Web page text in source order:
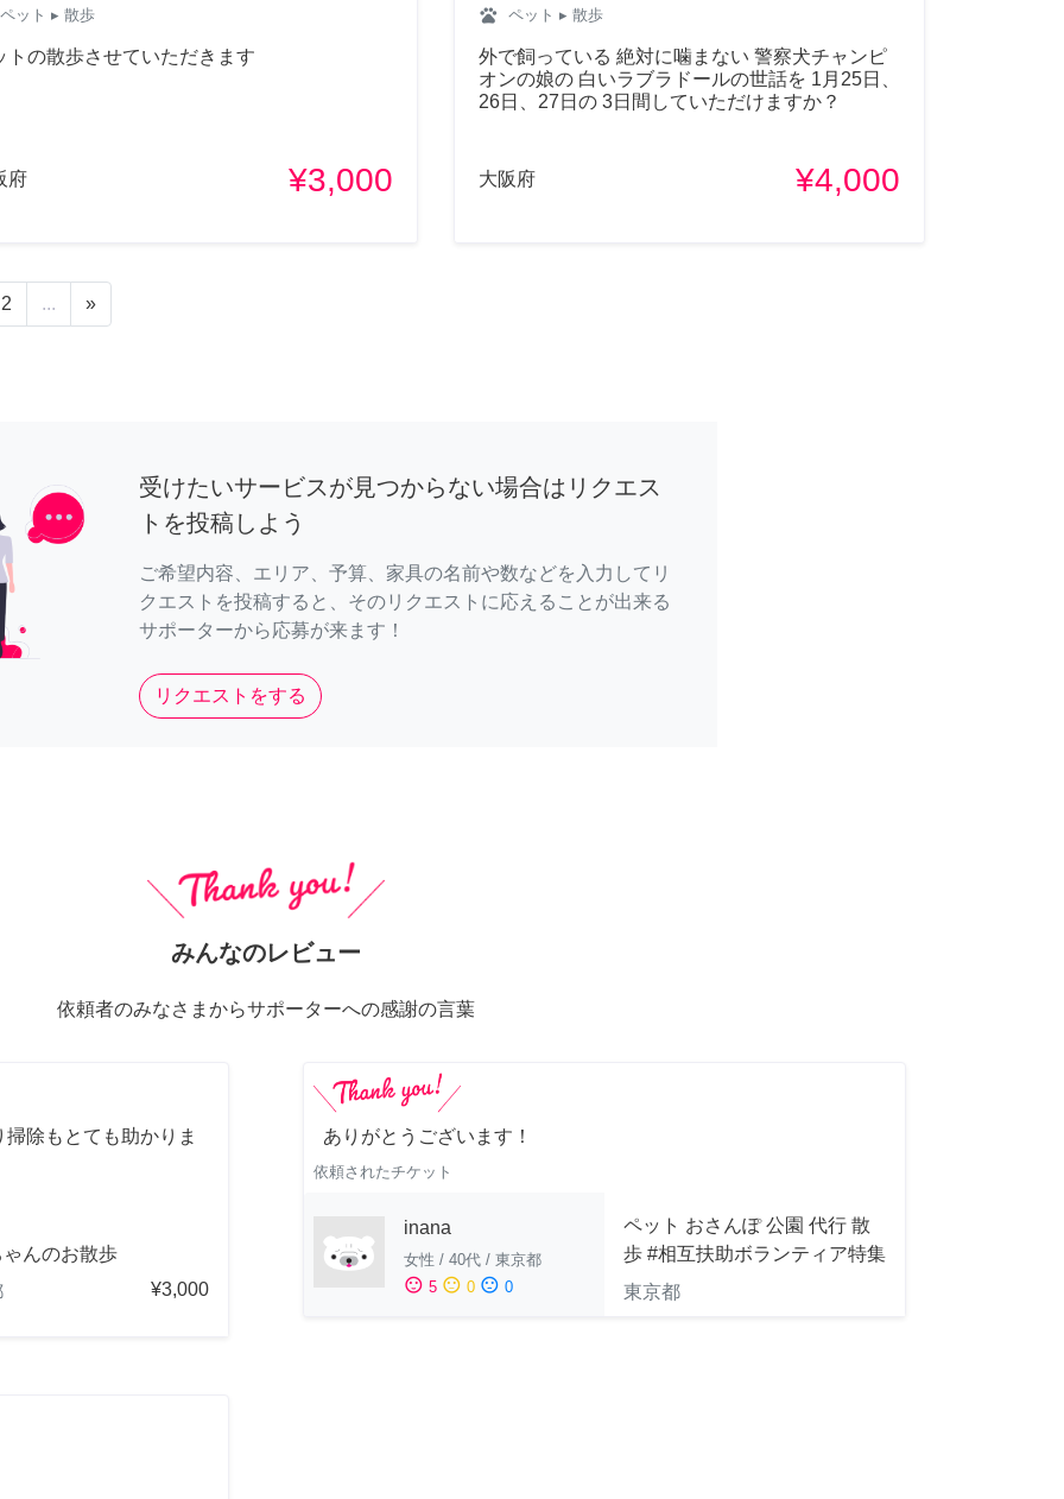
ペット ▸ 散歩
トの散歩させていただきます
府 ¥3,000
pets ペット ▸ 散歩
外で飼っている 絶対に噛まない 警察犬チャンピ
オンの娘の 白いラブラドールの世話を 1月25日、
26日、27日の 3日間していただけますか？
大阪府 ¥4,000
2 ... »
受けたいサービスが見つからない場合はリクエス
トを投稿しよう
ご希望内容、エリア、予算、家具の名前や数などを入力してリ
クエストを投稿すると、そのリクエストに応えることが出来る
サポーターから応募が来ます！
リクエストをする
みんなのレビュー
依頼者のみなさまからサポーターへの感謝の言葉
除もとても助かりま
ゃんのお散歩
¥3,000
ありがとうございます！
依頼されたチケット
inana
女性 / 40代 / 東京都
sentiment_satisfied 5 sentiment_neutral 0 sentiment_dissatisfied 0
ペット おさんぽ 公園 代行 散
歩 #相互扶助ボランティア特集
東京都